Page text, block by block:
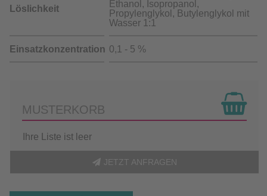
Löslichkeit
Ethanol, Isopropanol,
Propylenglykol, Butylenglykol mit
Wasser 1:1
Einsatzkonzentration 0,1 - 5 %
MUSTERKORB
Ihre Liste ist leer
JETZT ANFRAGEN